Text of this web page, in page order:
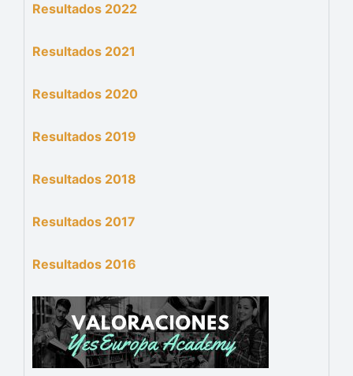
Resultados 2022
Resultados 2021
Resultados 2020
Resultados 2019
Resultados 2018
Resultados 2017
Resultados 2016